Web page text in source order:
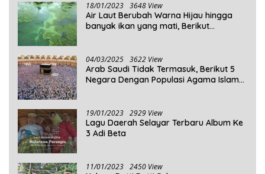
18/01/2023 3648 View
Air Laut Berubah Warna Hijau hingga
banyak ikan yang mati, Berikut
04/03/2025 3622 View
Arab Saudi Tidak Termasuk, Berikut 5
Negara Dengan Populasi Agama Islam
19/01/2023 2929 View
Lagu Daerah Selayar Terbaru Album Ke
3 Adi Beta
11/01/2023 2450 View